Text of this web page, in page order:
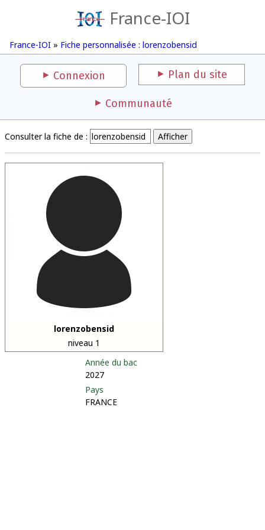
France-IOI
France-IOI » Fiche personnalisée : lorenzobensid
Connexion Plan du site
Communauté
Consulter la fiche de :
lorenzobensid
niveau 1
Année du bac
2027
Pays
FRANCE